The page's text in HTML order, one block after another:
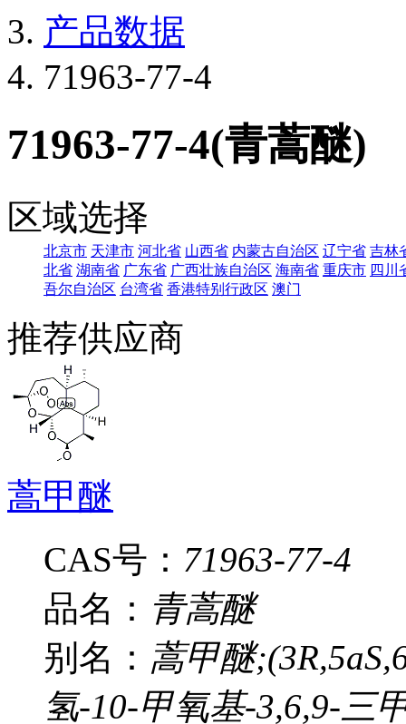
产品数据
71963-77-4
71963-77-4(青蒿醚)
区域选择
北京市 天津市 河北省 山西省 内蒙古自治区 辽宁省 吉林
北省 湖南省 广东省 广西壮族自治区 海南省 重庆市 四川
吾尔自治区 台湾省 香港特别行政区 澳门
推荐供应商
蒿甲醚
CAS号： 71963-77-4
品名： 青蒿醚
别名： 蒿甲醚
氢-10-甲氧基-3,6,9-三